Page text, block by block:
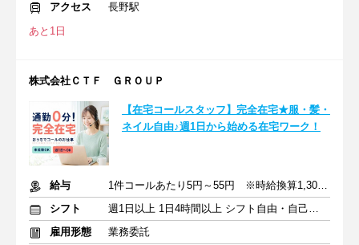
アクセス
長野駅
あと1日
株式会社ＣＴＦ ＧＲＯＵＰ
【在宅コールスタッフ】完全在宅★服・髪・
ネイル自由♪週1日から始める在宅ワーク！
給与
1件コールあたり5円～55円 ※時給換算1,300円～4,000円
シフト
週1日以上 1日4時間以上 シフト自由・自己申告
雇用形態
業務委託